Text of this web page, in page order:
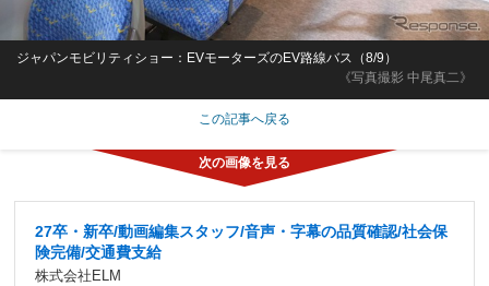
《写真撮影 中尾真二》
ジャパンモビリティショー：EVモーターズのEV路線バス（8/9）
この記事へ戻る
27卒・新卒/動画編集スタッフ/音声・字幕の品質確認/社会保
険完備/交通費支給
株式会社ELM